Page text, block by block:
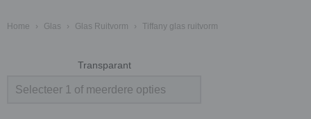
Home › Glas › Glas Ruitvorm › Tiffany glas ruitvorm
Transparant
Selecteer 1 of meerdere opties